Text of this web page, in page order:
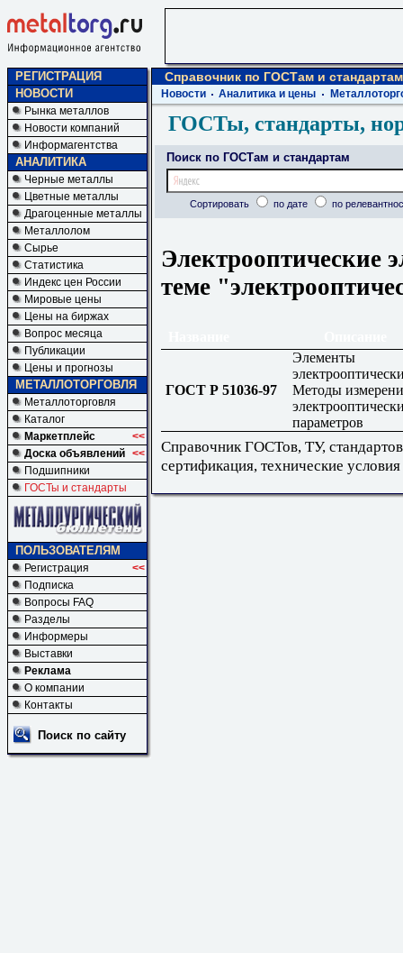
РЕГИСТРАЦИЯ
НОВОСТИ
Рынка металлов
Новости компаний
Информагентства
АНАЛИТИКА
Черные металлы
Цветные металлы
Драгоценные металлы
Металлолом
Сырье
Статистика
Индекс цен России
Мировые цены
Цены на биржах
Вопрос месяца
Публикации
Цены и прогнозы
МЕТАЛЛОТОРГОВЛЯ
Металлоторговля
Каталог
Маркетплейс
<<
Доска объявлений <<
Подшипники
ГОСТы и стандарты
ПОЛЬЗОВАТЕЛЯМ
Регистрация
<<
Подписка
Вопросы FAQ
Разделы
Информеры
Выставки
Реклама
О компании
Контакты
Поиск по сайту
Справочник по ГОСТам и стандартам
Новости Аналитика и цены
ГОСТы, стандарты,
Поиск по ГОСТам и стандартам
Сортировать по дате по
Электрооптические
теме
ГОСТ Р 51036-97
Элементы
Методы
параметров
Справочник ГОСТов, ТУ,
сертификация, технические условия